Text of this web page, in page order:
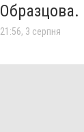
21:56, 3 серпня